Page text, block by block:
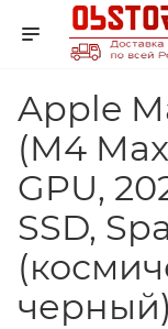
Apple
(M4
GPU,
SSD,
черный)